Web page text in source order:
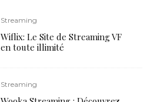
Streaming
Wiflix: Le Site de Streaming VF
en toute illimité
Streaming